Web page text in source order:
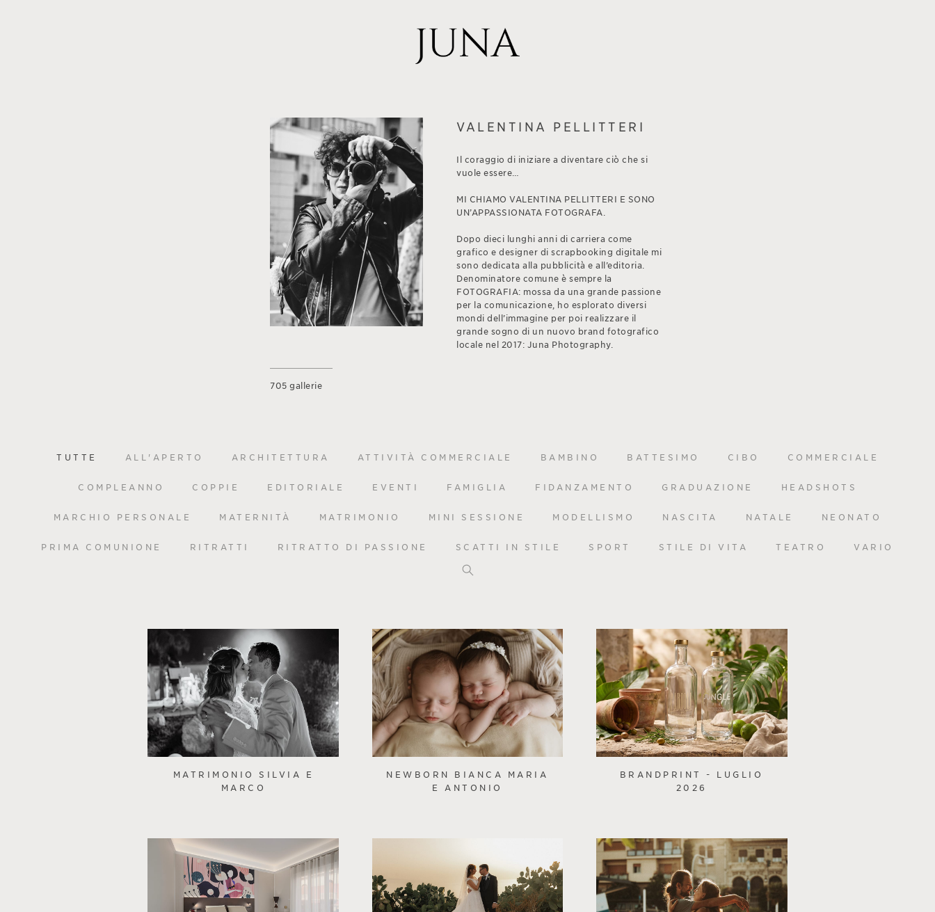
VALENTINA PELLITTERI
Il coraggio di iniziare a diventare ciò che si
vuole essere…
MI CHIAMO VALENTINA PELLITTERI E SONO
UN’APPASSIONATA FOTOGRAFA.
Dopo dieci lunghi anni di carriera come
grafico e designer di scrapbooking digitale mi
sono dedicata alla pubblicità e all’editoria.
Denominatore comune è sempre la
FOTOGRAFIA: mossa da una grande passione
per la comunicazione, ho esplorato diversi
mondi dell’immagine per poi realizzare il
grande sogno di un nuovo brand fotografico
locale nel 2017: Juna Photography.
705 gallerie
TUTTE ALL'APERTO ARCHITETTURA ATTIVITÀ COMMERCIALE BAMBINO BATTESIMO CIBO COMMERCIALE
COMPLEANNO COPPIE EDITORIALE EVENTI FAMIGLIA FIDANZAMENTO GRADUAZIONE HEADSHOTS
MARCHIO PERSONALE MATERNITÀ MATRIMONIO MINI SESSIONE MODELLISMO NASCITA NATALE NEONATO
PRIMA COMUNIONE RITRATTI RITRATTO DI PASSIONE SCATTI IN STILE SPORT STILE DI VITA TEATRO VARIO
MATRIMONIO SILVIA E
MARCO
NEWBORN BIANCA MARIA
E ANTONIO
BRANDPRINT - LUGLIO
2026